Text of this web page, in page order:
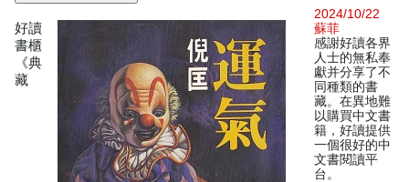
好讀
書櫃
《典
藏
2024/10/22
蘇菲
感謝好讀各界
人士的無私奉
獻并分享了不
同種類的書
藏。在異地難
以購買中文書
籍，好讀提供
一個很好的中
文書閱讀平
台。